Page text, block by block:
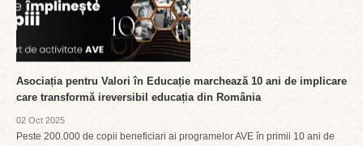
Asociația pentru Valori în Educație marchează 10 ani de implicare
care transformă ireversibil educația din România
02 Oct 2025
Peste 200.000 de copii beneficiari ai programelor AVE în primii 10 ani de